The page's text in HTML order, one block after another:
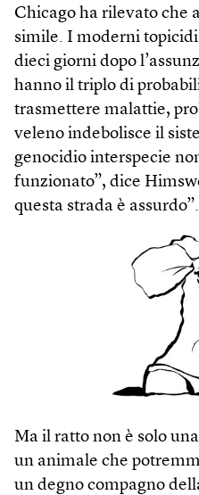
Chicago ha rilevato che
simile. I moderni
dieci giorni dopo
hanno il triplo di
trasmettere malattie,
veleno indebolisce il
genocidio interspecie
funzionato”, dice
questa strada è assurdo”.
Ma il ratto non è solo
un animale che
un degno compagno